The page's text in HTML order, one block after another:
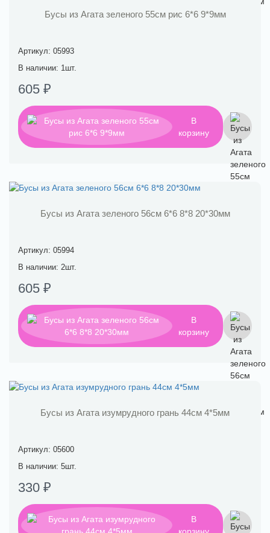
Бусы из Агата зеленого 55см рис 6*6 9*9мм
Артикул: 05993
В наличии: 1шт.
605 ₽
В
корзину
Бусы из Агата зеленого 56см 6*6 8*8 20*30мм
Артикул: 05994
В наличии: 2шт.
605 ₽
В
корзину
Бусы из Агата изумрудного грань 44см 4*5мм
Артикул: 05600
В наличии: 5шт.
330 ₽
В
корзину